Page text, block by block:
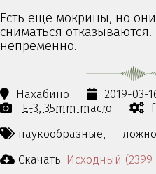
Есть ещё мокрицы, но
сниматься
непременно.
Нахабино 2019-03-
E-3 35mm macro
паукообразные,
Скачать: Исходный (2399